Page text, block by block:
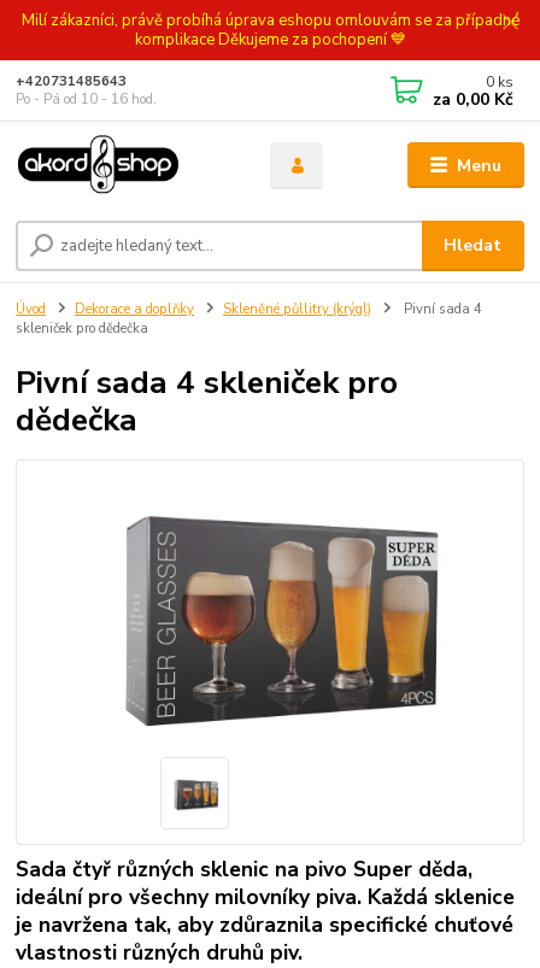
Milí zákazníci, právě probíhá úprava eshopu omlouvám se za případné
komplikace Děkujeme za pochopení 💙
Menu
Hledat
+420731485643
Po - Pá od 10 - 16 hod.
0 ks
za 0,00 Kč
Úvod Dekorace a doplňky Skleněné půllitry (krýgl)
Pivní sada 4
skleniček pro dědečka
Pivní sada 4 skleniček pro
dědečka
Sada čtyř různých sklenic na pivo Super děda,
ideální pro všechny milovníky piva. Každá sklenice
je navržena tak, aby zdůraznila specifické chuťové
vlastnosti různých druhů piv.